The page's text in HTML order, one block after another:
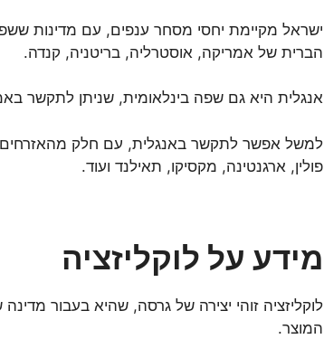
ישראל מקיימת יחסי מסחר ענפים, עם מדינות
הברית של אמריקה, אוסטרליה, בריטניה, קנדה.
אנגלית היא גם שפה בינלאומית, שניתן לתקשר
למשל אפשר לתקשר באנגלית, עם חלק מהאזרחים
פולין, ארגנטינה, מקסיקו, תאילנד ועוד.
מידע על לוקליזציה
לוקליזציה זוהי יצירה של גרסה, שהיא בעבור
המוצר.